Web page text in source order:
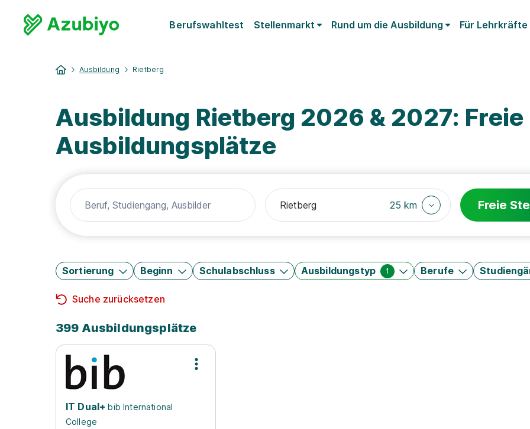
Berufswahltest Stellenmarkt Rund um die Ausbildung Für Lehrkräfte
Ausbildung Rietberg
Ausbildung Rietberg 2026 & 2027: Freie
Ausbildungsplätze
25 km Freie
Sortierung Beginn Schulabschluss Ausbildungstyp 1 Berufe
Suche zurücksetzen
399 Ausbildungsplätze
IT Dual+ bib International
College